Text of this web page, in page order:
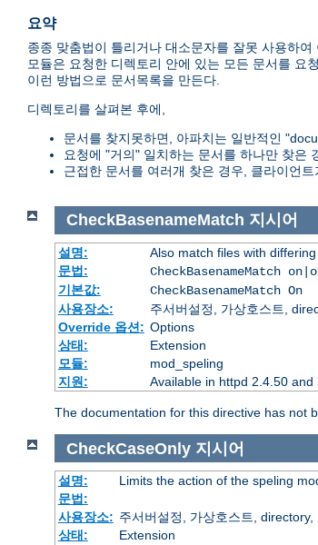
요약
종종 맞춤법이 틀리거나 대소문자를 잘못 사용하
모듈은 요청한 디렉토리 안에 있는 모든 문서를 요
이런 방법으로 문서목록을 만든다.
디렉토리를 살펴본 후에,
문서를 찾지못하면, 아파치는 일반적인
요청에 "거의" 일치하는 문서를 하나만 찾은
근접한 문서를 여러개 찾은 경우, 클라이언
CheckBasenameMatch 지시어
설명:
Also match files with
문법:
CheckBasenameMatch
기본값:
CheckBasenameMatch On
사용장소:
주서버설정, 가상호스트,
Override 옵션: Options
상태:
Extension
모듈:
mod_speling
지원:
Available in httpd 2.4.50 and
The documentation for this directive has not
CheckCaseOnly 지시어
설명:
Limits the action of the speling
문법:
사용장소: 주서버설정, 가상호스트, directory,
상태:
Extension